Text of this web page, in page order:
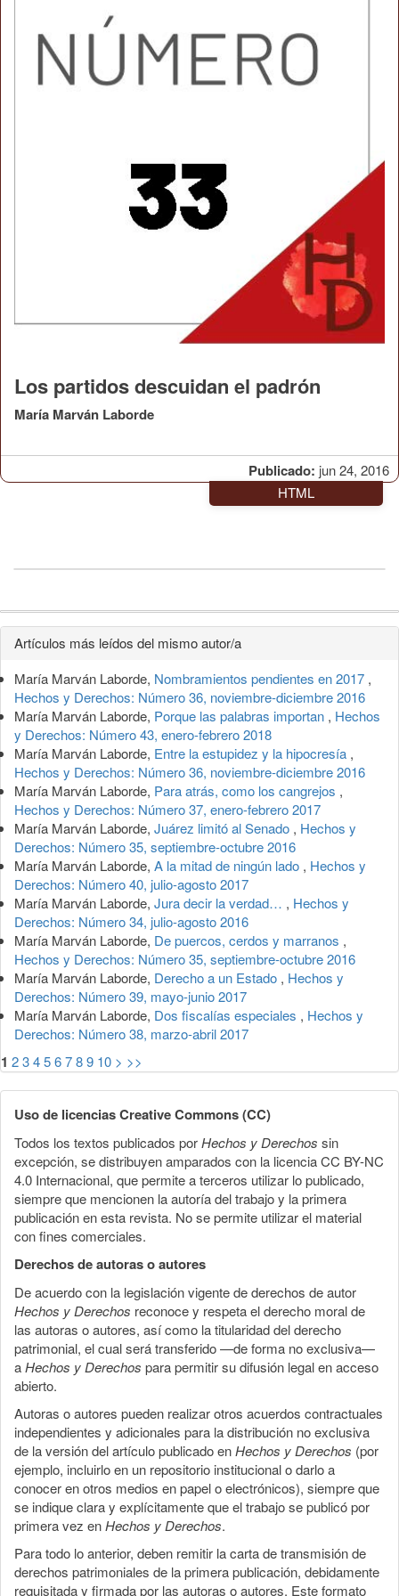
Publicado: jun 24, 2016
Los partidos descuidan el padrón
María Marván Laborde
HTML
Detalles
del
artículo
Artículos más leídos del mismo autor/a
María Marván Laborde, Nombramientos pendientes en 2017 ,
Hechos y Derechos: Número 36, noviembre-diciembre 2016
María Marván Laborde, Porque las palabras importan , Hechos
y Derechos: Número 43, enero-febrero 2018
María Marván Laborde, Entre la estupidez y la hipocresía ,
Hechos y Derechos: Número 36, noviembre-diciembre 2016
María Marván Laborde, Para atrás, como los cangrejos ,
Hechos y Derechos: Número 37, enero-febrero 2017
María Marván Laborde, Juárez limitó al Senado , Hechos y
Derechos: Número 35, septiembre-octubre 2016
María Marván Laborde, A la mitad de ningún lado , Hechos y
Derechos: Número 40, julio-agosto 2017
María Marván Laborde, Jura decir la verdad… , Hechos y
Derechos: Número 34, julio-agosto 2016
María Marván Laborde, De puercos, cerdos y marranos ,
Hechos y Derechos: Número 35, septiembre-octubre 2016
María Marván Laborde, Derecho a un Estado , Hechos y
Derechos: Número 39, mayo-junio 2017
María Marván Laborde, Dos fiscalías especiales , Hechos y
Derechos: Número 38, marzo-abril 2017
1 23456789 10 > >>
Uso de licencias Creative Commons (CC)
Todos los textos publicados porHechos y Derechos sin
excepción, se distribuyen amparados con la licencia CC BY-NC
4.0 Internacional, que permite a terceros utilizar lo publicado,
siempre que mencionen la autoría del trabajo y la primera
publicación en esta revista. No se permite utilizar el material
con fines comerciales.
Derechos de autoras o autores
De acuerdo con la legislación vigente de derechos de autor
Hechos y Derechos reconoce y respeta el derecho moral de
las autoras o autores, así como la titularidad del derecho
patrimonial, el cual será transferido —de forma no exclusiva—
aHechos y Derechos para permitir su difusión legal en acceso
abierto.
Autoras o autores pueden realizar otros acuerdos contractuales
independientes y adicionales para la distribución no exclusiva
de la versión del artículo publicado enHechos y Derechos (por
ejemplo, incluirlo en un repositorio institucional o darlo a
conocer en otros medios en papel o electrónicos), siempre que
se indique clara y explícitamente que el trabajo se publicó por
primera vez enHechos y Derechos.
Para todo lo anterior, deben remitir la carta de transmisión de
derechos patrimoniales de la primera publicación, debidamente
requisitada y firmada por las autoras o autores. Este formato